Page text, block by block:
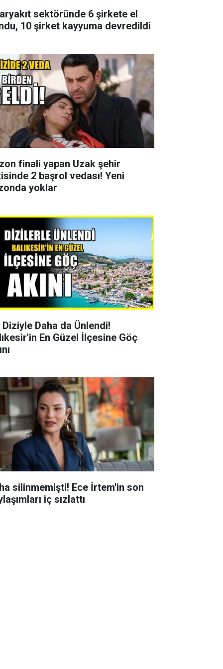
sektöründe 6 şirkete el
10 şirket kayyuma devredildi
finali yapan Uzak şehir
2 başrol vedası! Yeni
yoklar
Daha da Ünlendi!
En Güzel İlçesine Göç
silinmemişti! Ece İrtem'in son
iç sızlattı